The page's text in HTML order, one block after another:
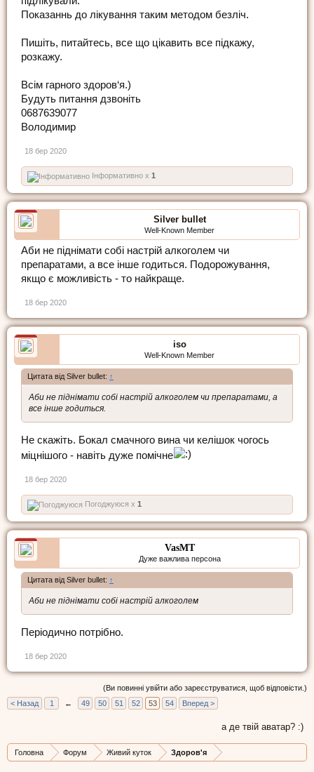
Показаннь до лікування таким методом безліч.
Пишіть, питайтесь, все що цікавить все підкажу,
розкажу.
Всім гарного здоров‘я.)
Будуть питання дзвоніть
0687639077
Володимир
18 бер 2020
Інформативно x 1
Silver bullet
Well-Known Member
Аби не піднімати собі настрій алкоголем чи
препаратами, а все інше годиться. Подорожування,
якщо є можливість - то найкраще.
18 бер 2020
iso
Well-Known Member
Цитата від Silver bullet: ↑
Аби не піднімати собі настрій алкоголем чи препаратами, а
все інше годиться.
Не скажіть. Бокал смачного вина чи келішок чогось
міцнішого - навіть дуже помічне
18 бер 2020
Погоджуюся x 1
VasMT
Дуже важлива персона
Цитата від Silver bullet: ↑
Аби не піднімати собі настрій алкоголем
Періодично потрібно.
18 бер 2020
(Ви повинні увійти або зареєструватися, щоб відповісти.)
< Назад
1 ← 49 50 51 52 53 54 Вперед >
а де твій аватар? :)
Головна Форум Живий куток Здоров'я